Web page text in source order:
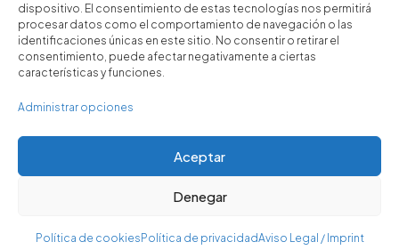
dispositivo. El consentimiento de estas tecnologías nos permitirá
procesar datos como el comportamiento de navegación o las
identificaciones únicas en este sitio. No consentir o retirar el
consentimiento, puede afectar negativamente a ciertas
características y funciones.
Administrar opciones
Aceptar
Denegar
Política de cookies Política de privacidadAviso Legal / Imprint
Gustavo Triunfo